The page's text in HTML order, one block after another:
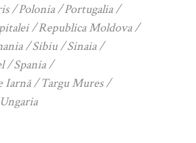
Polonia
Portugalia
Republica Moldova
Sibiu
Sinaia
Spania
Iarnă
Targu Mures
Ungaria